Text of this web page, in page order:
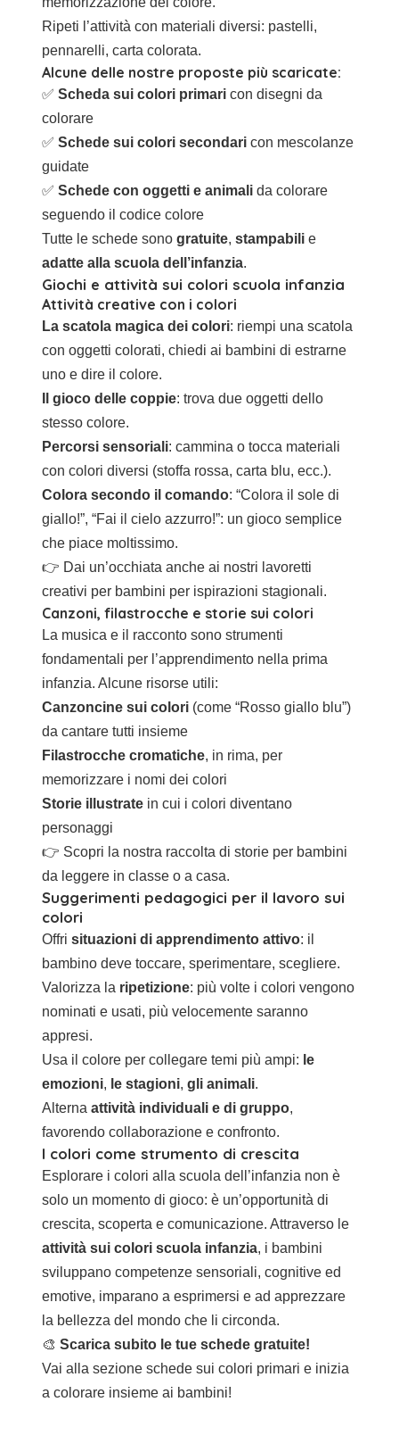
Ripeti l’attività con materiali diversi: pastelli,
pennarelli, carta colorata.
Alcune delle nostre proposte più scaricate:
✅ Scheda sui colori primari con disegni da
colorare
✅ Schede sui colori secondari con mescolanze
guidate
✅ Schede con oggetti e animali da colorare
seguendo il codice colore
Tutte le schede sono gratuite, stampabili e
adatte alla scuola dell’infanzia.
Giochi e attività sui colori scuola infanzia
Attività creative con i colori
La scatola magica dei colori: riempi una scatola
con oggetti colorati, chiedi ai bambini di estrarne
uno e dire il colore.
Il gioco delle coppie: trova due oggetti dello
stesso colore.
Percorsi sensoriali: cammina o tocca materiali
con colori diversi (stoffa rossa, carta blu, ecc.).
Colora secondo il comando: “Colora il sole di
giallo!”, “Fai il cielo azzurro!”: un gioco semplice
che piace moltissimo.
👉 Dai un’occhiata anche ai nostri lavoretti
creativi per bambini per ispirazioni stagionali.
Canzoni, filastrocche e storie sui colori
La musica e il racconto sono strumenti
fondamentali per l’apprendimento nella prima
infanzia. Alcune risorse utili:
Canzoncine sui colori (come “Rosso giallo blu”)
da cantare tutti insieme
Filastrocche cromatiche, in rima, per
memorizzare i nomi dei colori
Storie illustrate in cui i colori diventano
personaggi
👉 Scopri la nostra raccolta di storie per bambini
da leggere in classe o a casa.
Suggerimenti pedagogici per il lavoro sui
colori
Offri situazioni di apprendimento attivo: il
bambino deve toccare, sperimentare, scegliere.
Valorizza la ripetizione: più volte i colori vengono
nominati e usati, più velocemente saranno
appresi.
Usa il colore per collegare temi più ampi: le
emozioni, le stagioni, gli animali.
Alterna attività individuali e di gruppo,
favorendo collaborazione e confronto.
I colori come strumento di crescita
Esplorare i colori alla scuola dell’infanzia non è
solo un momento di gioco: è un’opportunità di
crescita, scoperta e comunicazione. Attraverso le
attività sui colori scuola infanzia, i bambini
sviluppano competenze sensoriali, cognitive ed
emotive, imparano a esprimersi e ad apprezzare
la bellezza del mondo che li circonda.
🎨 Scarica subito le tue schede gratuite!
Vai alla sezione schede sui colori primari e inizia
a colorare insieme ai bambini!